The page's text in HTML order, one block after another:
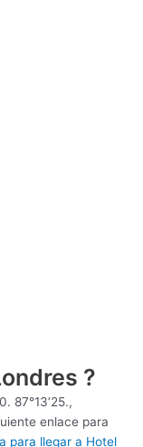
?
87°13’25.,
enlace para
para llegar a Hotel